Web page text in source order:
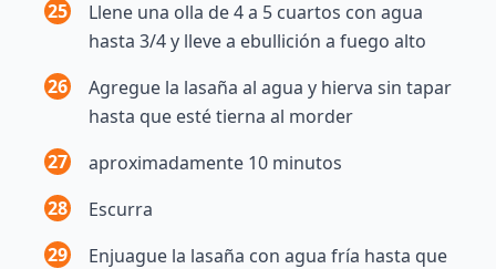
25
Llene una olla de 4 a 5 cuartos con agua
hasta 3/4 y lleve a ebullición a fuego alto
26
Agregue la lasaña al agua y hierva sin tapar
hasta que esté tierna al morder
27
aproximadamente 10 minutos
28
Escurra
29
Enjuague la lasaña con agua fría hasta que